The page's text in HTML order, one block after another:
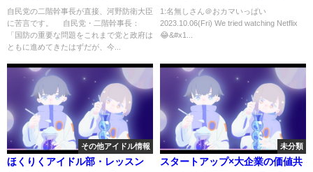
自民党の二階幹事長が直接、河野防衛大臣
に苦言です。 自民党・二階幹事長：
「国防の重要な問題をこれまで党と政府は
ともに進めてきたはずだが、今...
ル #ゲイカップル #lgbt #lgbtq
#blfan #gaycouple
1:名無しさん＠おカマいっぱい
2023.10.06(Fri) We tried watching Netflix
😂&#x1...
その他アイドル情報
ほくりくアイドル部・レッスン
未分類
スタートアップ×大企業の価値共